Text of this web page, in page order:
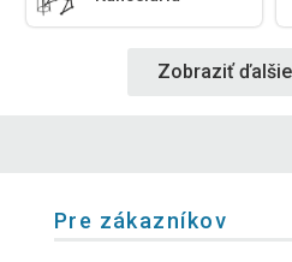
Zobraziť
Pre zákazníkov